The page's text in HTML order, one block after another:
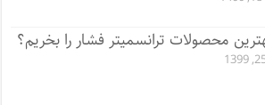
محصولات ترانسمیتر فشار را بخریم؟